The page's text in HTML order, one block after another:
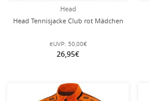
Head
Head Tennisjacke Club rot Mädchen
eUVP: 50,00€
26,95€